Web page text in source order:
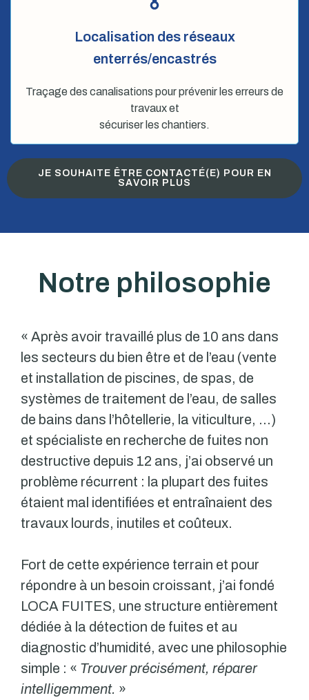
Localisation des réseaux
enterrés/encastrés
Traçage des canalisations pour prévenir les erreurs de
travaux et
sécuriser les chantiers.
JE SOUHAITE ÊTRE CONTACTÉ(E) POUR EN
SAVOIR PLUS
Notre philosophie
« Après avoir travaillé plus de 10 ans dans
les secteurs du bien être et de l’eau (vente
et installation de piscines, de spas, de
systèmes de traitement de l’eau, de salles
de bains dans l’hôtellerie, la viticulture, …)
et spécialiste en recherche de fuites non
destructive depuis 12 ans, j’ai observé un
problème récurrent : la plupart des fuites
étaient mal identifiées et entraînaient des
travaux lourds, inutiles et coûteux.
Fort de cette expérience terrain et pour
répondre à un besoin croissant, j’ai fondé
LOCA FUITES, une structure entièrement
dédiée à la détection de fuites et au
diagnostic d’humidité, avec une philosophie
simple : « Trouver précisément, réparer
intelligemment. »